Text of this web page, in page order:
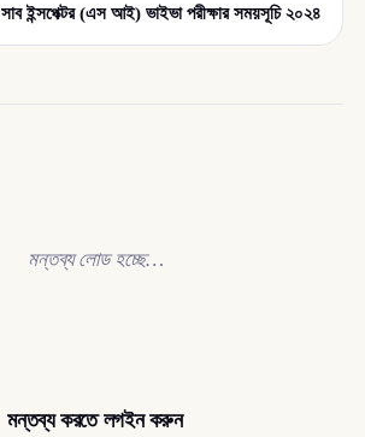
সাব ইন্সপেক্টর (এস আই) ভাইভা পরীক্ষার সময়সূচি ২০২৪
মন্তব্য লোড হচ্ছে…
মন্তব্য করতে লগইন করুন